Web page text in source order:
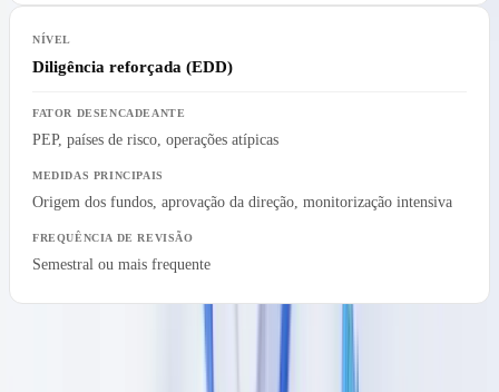
Diligência reforçada (EDD)
PEP, países de risco, operações atípicas
Origem dos fundos, aprovação da direção, monitorização intensiva
Semestral ou mais frequente
Obrigações de diligência devida por setor